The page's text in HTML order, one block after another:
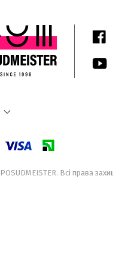
POSUDMEISTER. Всі права